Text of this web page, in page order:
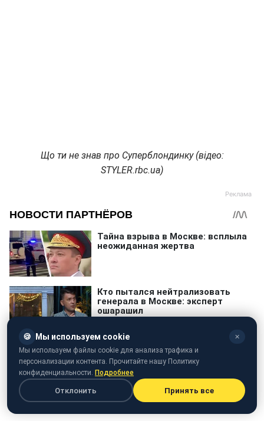
Що ти не знав про Суперблондинку (відео:
STYLER.rbc.ua)
🍪 Мы используем cookie ✕
Мы используем файлы cookie для анализа трафика и
персонализации контента. Прочитайте нашу Политику
конфиденциальности. Подробнее
Отклонить Принять все